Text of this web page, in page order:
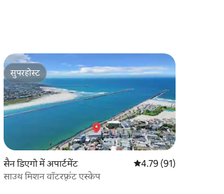
सुपरहोस्ट
सुपरहोस्ट
सैन डिएगो में अपार्टमेंट औसत रेटिंग 5 में से 4.79,
4.79 (91)
साउथ मिशन वॉटरफ़्रंट एस्केप